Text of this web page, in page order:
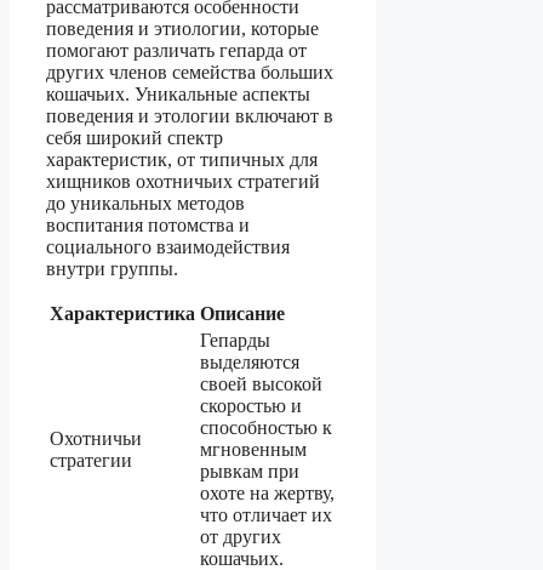
рассматриваются особенности
поведения и этиологии, которые
помогают различать гепарда от
других членов семейства больших
кошачьих. Уникальные аспекты
поведения и этологии включают в
себя широкий спектр
характеристик, от типичных для
хищников охотничьих стратегий
до уникальных методов
воспитания потомства и
социального взаимодействия
внутри группы.
Характеристика Описание
Охотничьи
стратегии
Гепарды
выделяются
своей высокой
скоростью и
способностью к
мгновенным
рывкам при
охоте на жертву,
что отличает их
от других
кошачьих.